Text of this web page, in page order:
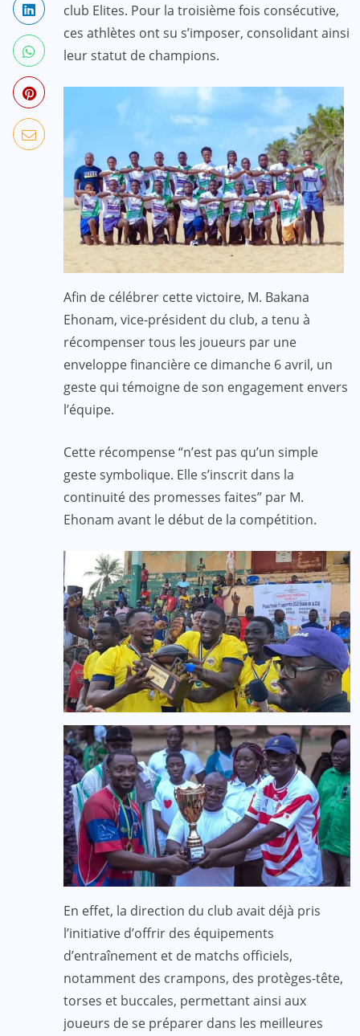
club Elites. Pour la troisième fois consécutive,
ces athlètes ont su s’imposer, consolidant ainsi
leur statut de champions.
Afin de célébrer cette victoire, M. Bakana
Ehonam, vice-président du club, a tenu à
récompenser tous les joueurs par une
enveloppe financière ce dimanche 6 avril, un
geste qui témoigne de son engagement envers
l’équipe.
Cette récompense “n’est pas qu’un simple
geste symbolique. Elle s’inscrit dans la
continuité des promesses faites” par M.
Ehonam avant le début de la compétition.
En effet, la direction du club avait déjà pris
l’initiative d’offrir des équipements
d’entraînement et de matchs officiels,
notamment des crampons, des protèges-tête,
torses et buccales, permettant ainsi aux
joueurs de se préparer dans les meilleures